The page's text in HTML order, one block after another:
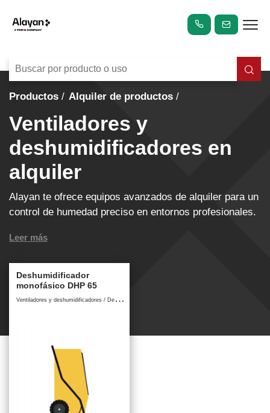
Productos Alquiler de productos
Ventiladores y
deshumidificadores en
alquiler
Alayan te ofrece equipos avanzados de alquiler para un
control de humedad preciso en entornos profesionales.
Leer más
Deshumidificador
monofásico DHP 65
V
entiladores y deshumidificadores / Deshumidificadores